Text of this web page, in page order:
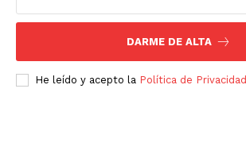
DARME DE ALTA
He leído y acepto la Política de Privacidad